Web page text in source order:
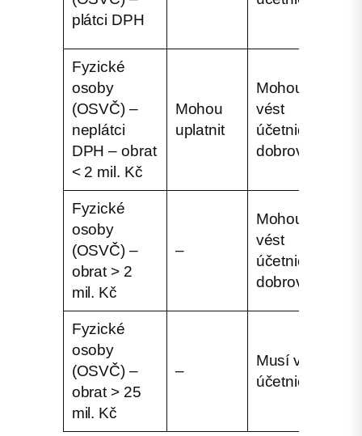
plátci DPH
Fyzické
osoby
(OSVČ) –
neplátci
DPH – obrat
< 2 mil. Kč
Mohou
uplatnit
Mohou
vést
účetnictví
dobrovolně
Fyzické
osoby
(OSVČ) –
obrat > 2
mil. Kč
–
Mohou
vést
účetnictví
dobrovolně
Fyzické
osoby
(OSVČ) –
obrat > 25
mil. Kč
–
Musí vést
účetnictví